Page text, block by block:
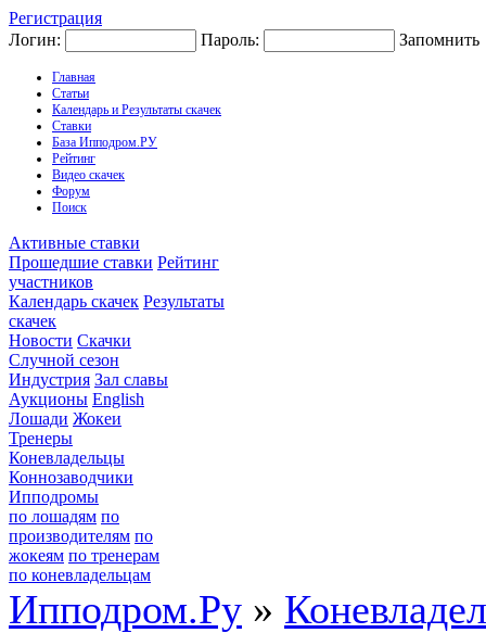
Регистрация
Логин:
Пароль: Запомнить
Главная
Статьи
Календарь и Результаты скачек
Ставки
База Ипподром.РУ
Рейтинг
Видео скачек
Форум
Поиск
Активные ставки
Прошедшие ставки Рейтинг
участников
Календарь скачек Результаты
скачек
Новости Скачки
Случной сезон
Индустрия Зал славы
Аукционы English
Лошади Жокеи
Тренеры
Коневладельцы
Коннозаводчики
Ипподромы
по лошадям по
производителям по
жокеям по тренерам
по коневладельцам
Ипподром.Ру »